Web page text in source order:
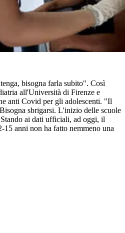
bisogna farla subito". Così
all'Università di Firenze e
anti Covid per gli adolescenti. "Il
sbrigarsi. L'inizio delle scuole
ai dati ufficiali, ad oggi, il
15 anni non ha fatto nemmeno una